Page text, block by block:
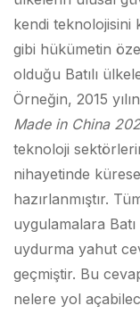
kendi teknolojisini
gibi hükümetin
olduğu Batılı
Örneğin, 2015
Made in China
teknoloji
nihayetinde
hazırlanmıştır.
uygulamalara
uydurma yahut
geçmiştir. Bu
nelere yol